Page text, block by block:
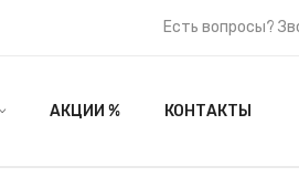
Есть вопросы?
АКЦИИ % КОНТАКТЫ